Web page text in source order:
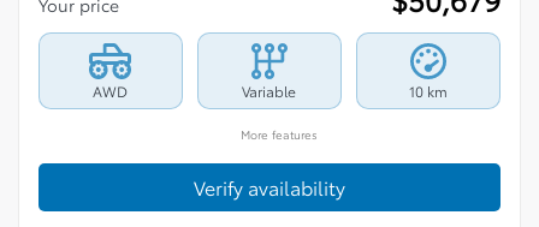
Your price
AWD Variable 10 km
More features
Verify availability